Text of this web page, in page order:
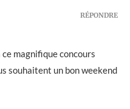
magnifique concours
souhaitent un bon weekend
RÉPONDRE